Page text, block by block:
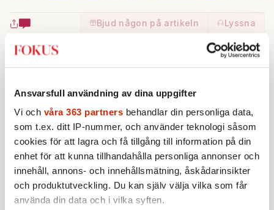
Ansvarsfull användning av dina uppgifter
Vi och våra 363 partners behandlar din personliga data,
som t.ex. ditt IP-nummer, och använder teknologi såsom
cookies för att lagra och få tillgång till information på din
enhet för att kunna tillhandahålla personliga annonser och
innehåll, annons- och innehållsmätning, åskådarinsikter
och produktutveckling. Du kan själv välja vilka som får
använda din data och i vilka syften.
Bjud någon på artikeln
Lyssna
Publicerad 2026-08-08
R iktigt originella bildskapare vet något
som inte kan förklaras. Så är det med Jan
Troell. Hur vänligt han än svarar på alla
frågor han får när han fyller 95 så visar han